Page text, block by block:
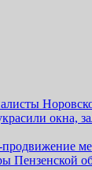
окна,
Пензенской